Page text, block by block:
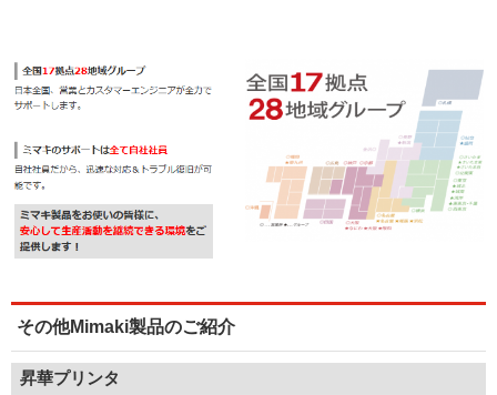
その他Mimaki製品のご紹介
昇華プリンタ